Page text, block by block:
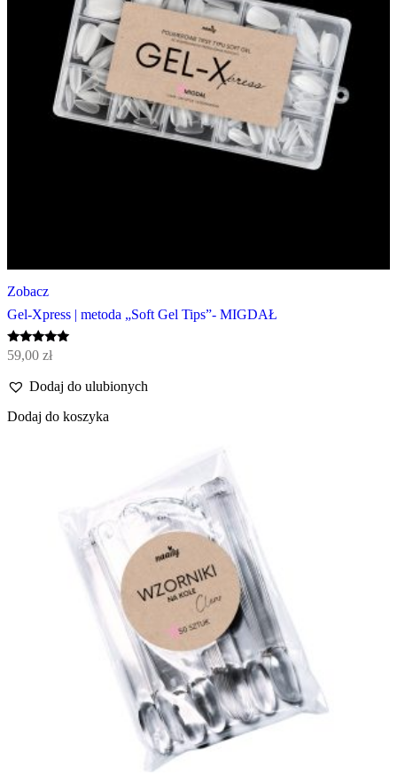
Zobacz
Gel-Xpress | metoda „Soft Gel Tips”- MIGDAŁ
Oceniono
5.00
59,00 zł
Dodaj do ulubionych
Dodaj do koszyka